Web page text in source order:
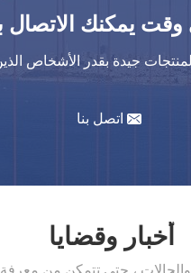
فيلم طابعة A4 / A3 DTF قشر بارد 75U سمك PET فيلم الإفراج غير ملصق
العثور على المواد الطباعة المثالية متطابقة DTF 30cm 60cm DTF نقل فيلم الحيوانات الأليفة لفة الورق فيلم واحد لفة DTF فيلم الحيوانات الأليفة
75mic DTF فيلم لفة جانب مزدوج متطابق 60cm 30cm 33cm فيلم نقل الحرارة بيت
يمكنك الاتصال
جيدة بقدر الأشخاص
اتصل بنا
أخبار وقضايا